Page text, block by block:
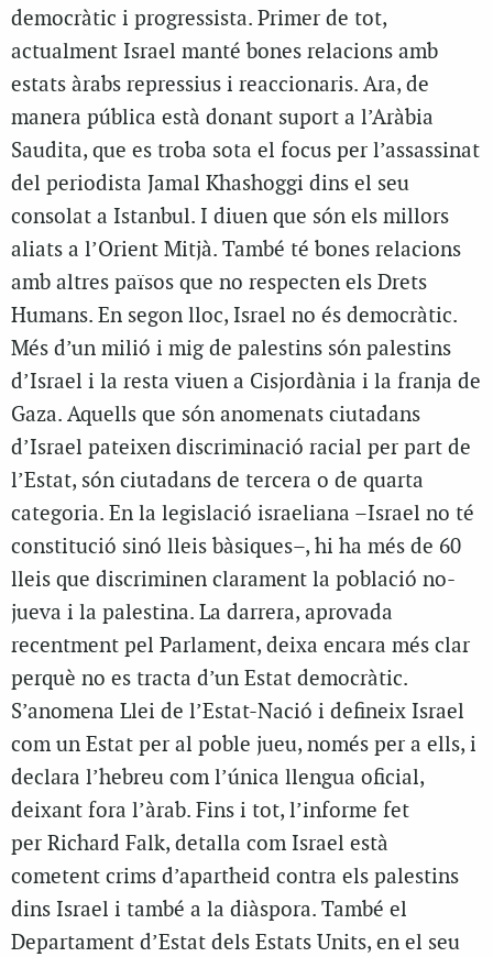
democràtic i progressista. Primer de tot,
actualment Israel manté bones relacions amb
estats àrabs repressius i reaccionaris. Ara, de
manera pública està donant suport a l’Aràbia
Saudita, que es troba sota el focus per l’assassinat
del periodista Jamal Khashoggi dins el seu
consolat a Istanbul. I diuen que són els millors
aliats a l’Orient Mitjà. També té bones relacions
amb altres països que no respecten els Drets
Humans. En segon lloc, Israel no és democràtic.
Més d’un milió i mig de palestins són palestins
d’Israel i la resta viuen a Cisjordània i la franja de
Gaza. Aquells que són anomenats ciutadans
d’Israel pateixen discriminació racial per part de
l’Estat, són ciutadans de tercera o de quarta
categoria. En la legislació israeliana –Israel no té
constitució sinó lleis bàsiques–, hi ha més de 60
lleis que discriminen clarament la població no-
jueva i la palestina. La darrera, aprovada
recentment pel Parlament, deixa encara més clar
perquè no es tracta d’un Estat democràtic.
S’anomena Llei de l’Estat-Nació i defineix Israel
com un Estat per al poble jueu, només per a ells, i
declara l’hebreu com l’única llengua oficial,
deixant fora l’àrab. Fins i tot, l’informe fet
per Richard Falk, detalla com Israel està
cometent crims d’apartheid contra els palestins
dins Israel i també a la diàspora. També el
Departament d’Estat dels Estats Units, en el seu